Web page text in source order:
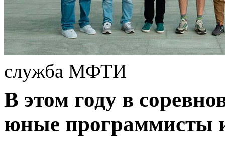
служба МФТИ
В этом году в
юные программисты